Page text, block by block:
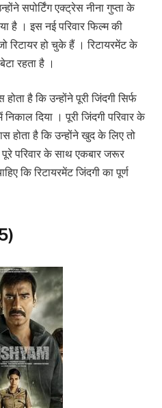
सपोर्टिंग एक्ट्रेस नीना गुप्ता के
है । इस नई परिवार फिल्म की
रिटायर हो चुके हैं । रिटायरमेंट के
रहता है ।
है कि उन्होंने पूरी जिंदगी सिर्फ
दिया । पूरी जिंदगी परिवार के
होता है कि उन्होंने खुद के लिए तो
परिवार के साथ एकबार जरूर
कि रिटायरमेंट जिंदगी का पूर्ण